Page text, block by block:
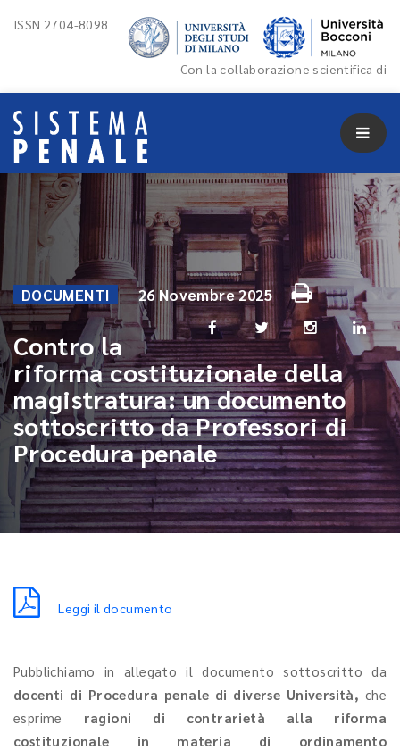
ISSN 2704-8098
Con la collaborazione scientifica di
DOCUMENTI 26 Novembre 2025
Contro la
riforma costituzionale della
magistratura: un documento
sottoscritto da Professori di
Procedura penale
Leggi il documento
Pubblichiamo in allegato il documento sottoscritto da
docenti di Procedura penale di diverse Università, che
esprime ragioni di contrarietà alla riforma
costituzionale in materia di ordinamento